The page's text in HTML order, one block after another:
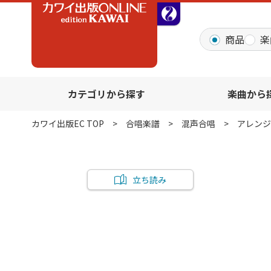
商品
カテゴリから探す 楽曲から
カワイ出版EC TOP 合唱楽譜 混声合唱 アレン
立ち読み